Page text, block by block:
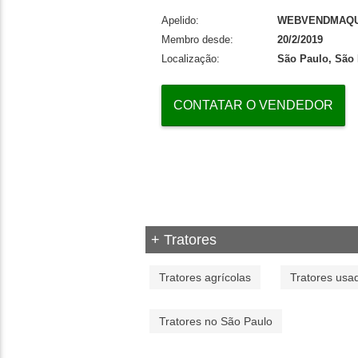
Apelido:
Membro desde:
20/2/2019
Localização:
São Paulo, São
CONTATAR O VENDEDOR
+ Tratores
Tratores agrícolas Tratores
Tratores no São Paulo